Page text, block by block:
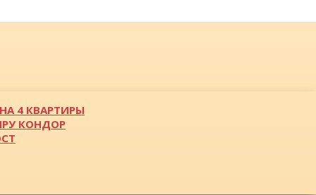
4 КВАРТИРЫ
КОНДОР